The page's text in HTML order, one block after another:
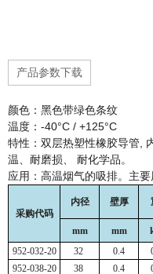
产品参数下载
颜色：黑色带绿色条纹
温度：-40°C / +125°C
特性：双层热塑性橡胶导管,
温、耐磨损、 耐化学品。
应用：高温烟气的吸排。主要
采购代码
内径 壁厚
mm mm
952-032-20
32 0.4
952-038-20
38 0.4